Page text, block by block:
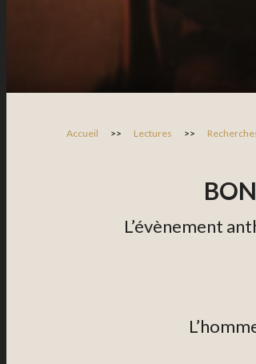
Accueil >> Lectures >>
L’évènement